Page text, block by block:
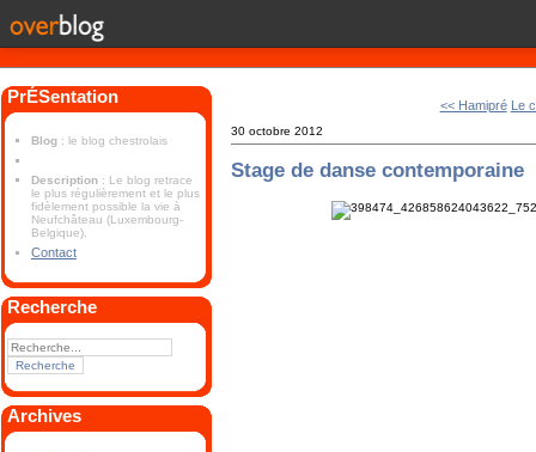
PrÉSentation
Blog : le blog chestrolais
Description : Le blog retrace
le plus régulièrement et le plus
fidèlement possible la vie à
Neufchâteau (Luxembourg-
Belgique).
Contact
Recherche
Archives
<< Hamipré Le
30 octobre 2012
Stage de danse contemporaine